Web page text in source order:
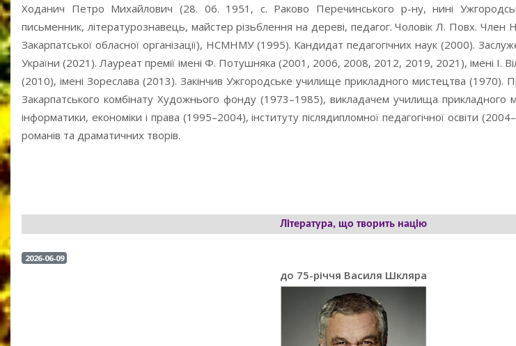
Ходанич Петро Михайлович (28. 06. 1951, с. Раково Перечинського р-ну, нині
письменник, літературознавець, майстер різьблення на дереві, педагог. Чоловік Л. Повх.
Закарпатської обласної організації), НСМНМУ (1995). Кандидат педагогічних наук (2000).
України (2021). Лауреат премії імені Ф. Потушняка (2001, 2006, 2008, 2012, 2019, 2021), імені І.
(2010), імені Зореслава (2013). Закінчив Ужгородське училище прикладного мистецтва (1970).
Закарпатського комбінату Художнього фонду (1973–1985), викладачем училища прикладного
інформатики, економіки і права (1995–2004), інституту післядипломної педагогічної освіти
романів та драматичних творів.
Література, що творить націю
2026-06-09
до 75-річчя Василя Шкляра